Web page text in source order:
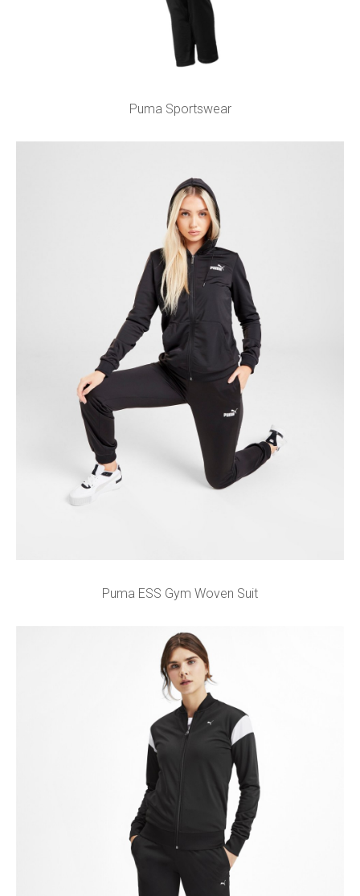
Puma Sportswear
Puma ESS Gym Woven Suit